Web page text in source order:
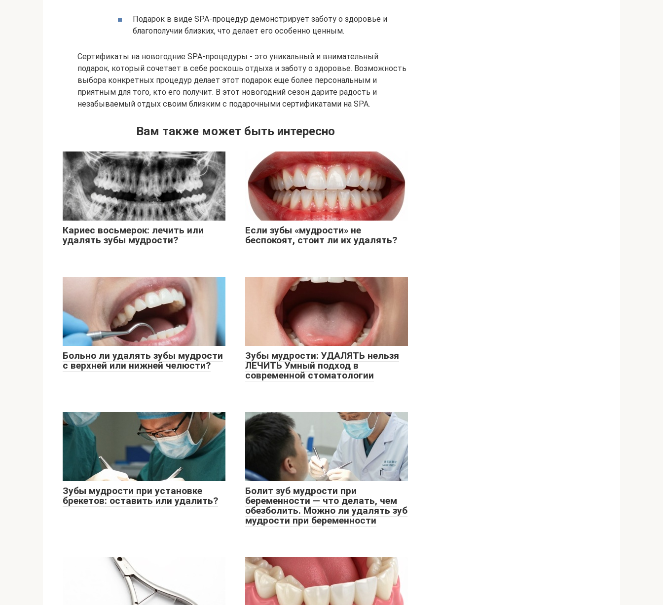
Подарок в виде SPA-процедур демонстрирует заботу о здоровье и
благополучии близких, что делает его особенно ценным.
Сертификаты на новогодние SPA-процедуры - это уникальный и внимательный
подарок, который сочетает в себе роскошь отдыха и заботу о здоровье. Возможность
выбора конкретных процедур делает этот подарок еще более персональным и
приятным для того, кто его получит. В этот новогодний сезон дарите радость и
незабываемый отдых своим близким с подарочными сертификатами на SPA.
Вам также может быть интересно
Кариес восьмерок: лечить или
удалять зубы мудрости?
Если зубы «мудрости» не
беспокоят, стоит ли их удалять?
Больно ли удалять зубы мудрости
с верхней или нижней челюсти?
Зубы мудрости: УДАЛЯТЬ нельзя
ЛЕЧИТЬ Умный подход в
современной стоматологии
Зубы мудрости при установке
брекетов: оставить или удалить?
Болит зуб мудрости при
беременности — что делать, чем
обезболить. Можно ли удалять зуб
мудрости при беременности